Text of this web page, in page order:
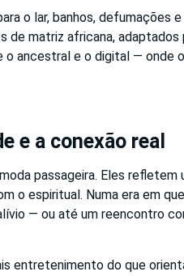
o lar, banhos, defumações e
de matriz africana, adaptados
o ancestral e o digital — onde
e a conexão real
passageira. Eles refletem
o espiritual. Numa era em
— ou até um reencontro
entretenimento do que